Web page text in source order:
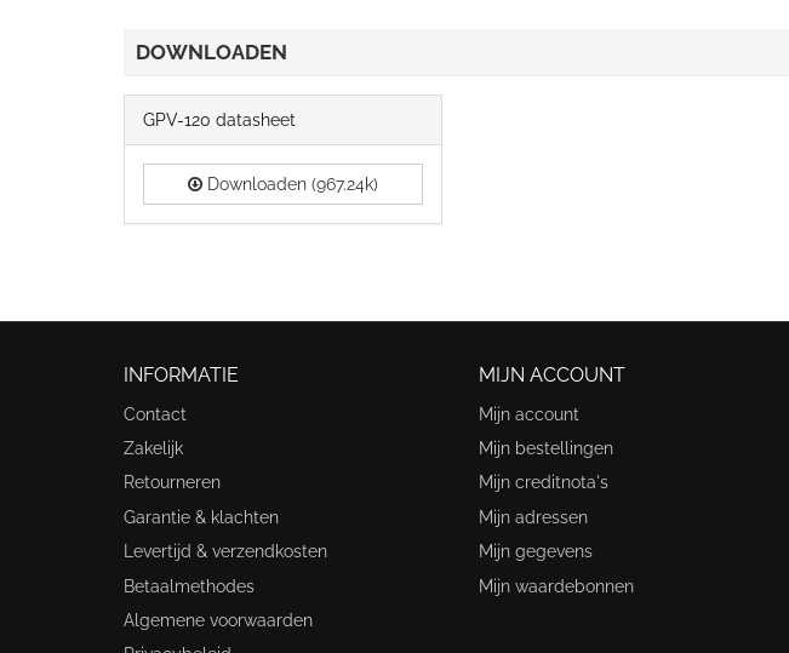
DOWNLOADEN
GPV-120 datasheet
Downloaden (967.24k)
INFORMATIE
Contact
Zakelijk
Retourneren
Garantie & klachten
Levertijd & verzendkosten
Betaalmethodes
Algemene voorwaarden
MIJN ACCOUNT
Mijn account
Mijn bestellingen
Mijn creditnota's
Mijn adressen
Mijn gegevens
Mijn waardebonnen